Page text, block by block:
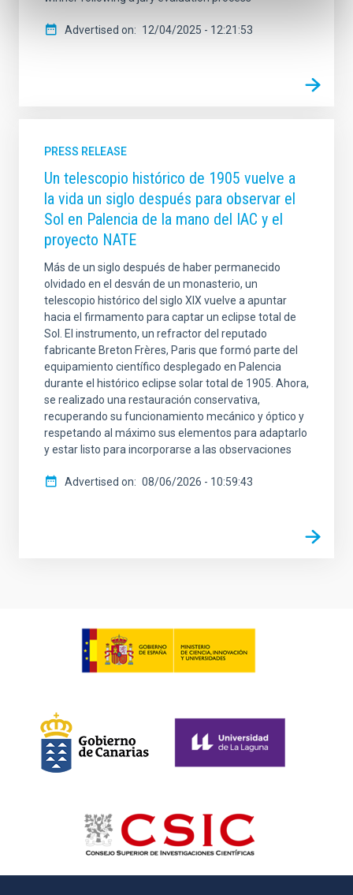
Advertised on 12/04/2025 - 12:21:53
PRESS RELEASE
Un telescopio histórico de 1905 vuelve a
la vida un siglo después para observar el
Sol en Palencia de la mano del IAC y el
proyecto NATE
Más de un siglo después de haber permanecido
olvidado en el desván de un monasterio, un
telescopio histórico del siglo XIX vuelve a apuntar
hacia el firmamento para captar un eclipse total de
Sol. El instrumento, un refractor del reputado
fabricante Breton Frères, Paris que formó parte del
equipamiento científico desplegado en Palencia
durante el histórico eclipse solar total de 1905. Ahora,
se realizado una restauración conservativa,
recuperando su funcionamiento mecánico y óptico y
respetando al máximo sus elementos para adaptarlo
y estar listo para incorporarse a las observaciones
Advertised on 08/06/2026 - 10:59:43